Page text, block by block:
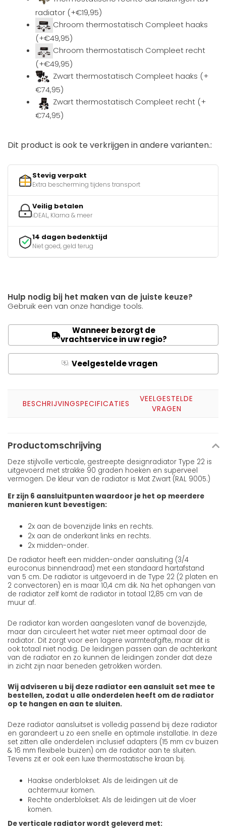
radiator (+€19,95)
Chroom thermostatisch Compleet haaks
(+€49,95)
Chroom thermostatisch Compleet recht
(+€49,95)
Zwart thermostatisch Compleet haaks (+
€74,95)
Zwart thermostatisch Compleet recht (+
€74,95)
Dit product is ook te verkrijgen in andere varianten.:
Stevig verpakt
Extra bescherming tijdens transport
Veilig betalen
iDEAL, Klarna & meer
14 dagen bedenktijd
Niet goed, geld terug
Hulp nodig bij het maken van de juiste keuze?
Gebruik een van onze handige tools.
Wanneer bezorgt de
vrachtservice in uw regio?
Q Veelgestelde vragen
BESCHRIJVINGSPECIFICATIES
VEELGESTELDE
VRAGEN
Productomschrijving
Deze stijlvolle verticale, gestreepte designradiator Type 22 is
uitgevoerd met strakke 90 graden hoeken en superveel
vermogen. De kleur van de radiator is Mat Zwart (RAL 9005.)
Er zijn 6 aansluitpunten waardoor je het op meerdere
manieren kunt bevestigen:
2x aan de bovenzijde links en rechts.
2x aan de onderkant links en rechts.
2x midden-onder.
De radiator heeft een midden-onder aansluiting (3/4
euroconus binnendraad) met een standaard hartafstand
van 5 cm. De radiator is uitgevoerd in de Type 22 (2 platen en
2 convectoren) en is maar 10,4 cm dik. Na het ophangen van
de radiator zelf komt de radiator in totaal 12,85 cm van de
muur af.
De radiator kan worden aangesloten vanaf de bovenzijde,
maar dan circuleert het water niet meer optimaal door de
radiator. Dit zorgt voor een lagere warmteafgifte, maar dit is
ook totaal niet nodig. De leidingen passen aan de achterkant
van de radiator en zo kunnen de leidingen zonder dat deze
in zicht zijn naar beneden getrokken worden.
Wij adviseren u bij deze radiator een aansluit set mee te
bestellen, zodat u alle onderdelen heeft om de radiator
op te hangen en aan te sluiten.
Deze radiator aansluitset is volledig passend bij deze radiator
en garandeert u zo een snelle en optimale installatie. In deze
set zitten alle onderdelen inclusief adapters (15 mm cv buizen
& 16 mm flexibele buizen) om de radiator aan te sluiten.
Tevens zit er ook een luxe thermostatische kraan bij.
Haakse onderblokset: Als de leidingen uit de
achtermuur komen.
Rechte onderblokset: Als de leidingen uit de vloer
komen.
De verticale radiator wordt geleverd met: